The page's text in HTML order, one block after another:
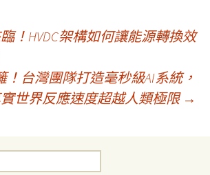
！HVDC架構如何讓能源轉換效
！台灣團隊打造毫秒級AI系統，
世界反應速度超越人類極限 →